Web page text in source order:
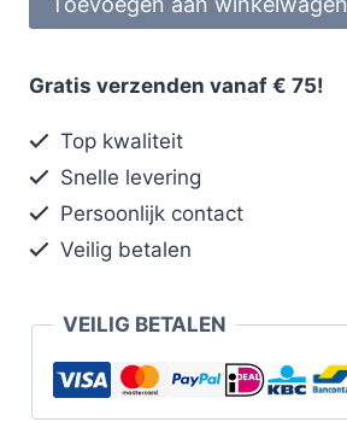
Gratis verzenden vanaf € 75!
Top kwaliteit
Snelle levering
Persoonlijk contact
Veilig betalen
VEILIG BETALEN